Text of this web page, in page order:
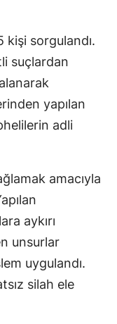
sorgulandı.
suçlardan
yapılan
adli
amacıyla
aykırı
unsurlar
uygulandı.
silah ele